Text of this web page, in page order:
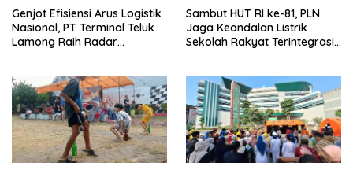
Genjot Efisiensi Arus Logistik
Nasional, PT Terminal Teluk
Lamong Raih Radar
Sambut HUT RI ke-81, PLN
Jaga Keandalan Listrik
Sekolah Rakyat Terintegrasi 1